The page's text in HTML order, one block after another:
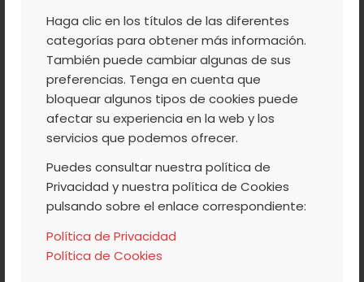
Haga clic en los títulos de las diferentes
categorías para obtener más información.
También puede cambiar algunas de sus
preferencias. Tenga en cuenta que
bloquear algunos tipos de cookies puede
afectar su experiencia en la web y los
servicios que podemos ofrecer.
Puedes consultar nuestra política de
Privacidad y nuestra política de Cookies
pulsando sobre el enlace correspondiente:
Política de Privacidad
Política de Cookies
Seguimos proponiendo un montón de
planes en elValle del Jerteaprovecando
la Lluvia de Pétalos
. Aquí te dejamos la
programación para toda la semana para
que vengas a disfrutarlo con nosotros.
Anímate! Te esperamos!